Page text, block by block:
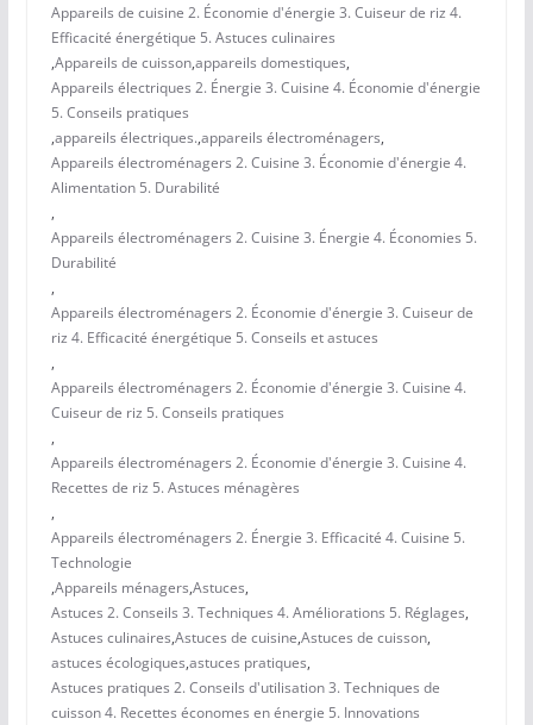
Appareils de cuisine 2. Économie d'énergie 3. Cuiseur de riz 4.
Efficacité énergétique 5. Astuces culinaires
,Appareils de cuisson,appareils domestiques,
Appareils électriques 2. Énergie 3. Cuisine 4. Économie d'énergie
5. Conseils pratiques
,appareils électriques.,appareils électroménagers,
Appareils électroménagers 2. Cuisine 3. Économie d'énergie 4.
Alimentation 5. Durabilité
,
Appareils électroménagers 2. Cuisine 3. Énergie 4. Économies 5.
Durabilité
,
Appareils électroménagers 2. Économie d'énergie 3. Cuiseur de
riz 4. Efficacité énergétique 5. Conseils et astuces
,
Appareils électroménagers 2. Économie d'énergie 3. Cuisine 4.
Cuiseur de riz 5. Conseils pratiques
,
Appareils électroménagers 2. Économie d'énergie 3. Cuisine 4.
Recettes de riz 5. Astuces ménagères
,
Appareils électroménagers 2. Énergie 3. Efficacité 4. Cuisine 5.
Technologie
,Appareils ménagers,Astuces,
Astuces 2. Conseils 3. Techniques 4. Améliorations 5. Réglages,
Astuces culinaires,Astuces de cuisine,Astuces de cuisson,
astuces écologiques,astuces pratiques,
Astuces pratiques 2. Conseils d'utilisation 3. Techniques de
cuisson 4. Recettes économes en énergie 5. Innovations